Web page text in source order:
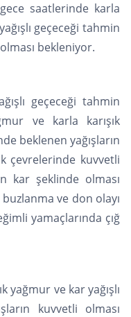
saatlerinde karla
geçeceği tahmin
bekleniyor.
geçeceği tahmin
ve karla karışık
beklenen yağışların
çevrelerinde kuvvetli
kar şeklinde olması
ve don olayı
yamaçlarında çığ
yağmur ve kar yağışlı
kuvvetli olması